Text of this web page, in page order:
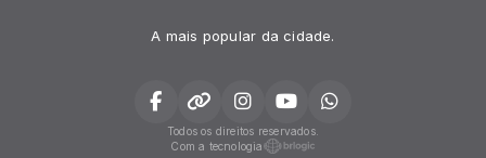
A mais popular da cidade.
Todos os direitos reservados.
Com a tecnologia